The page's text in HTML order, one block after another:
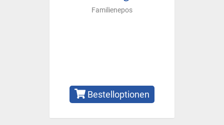
Familienepos
Bestelloptionen